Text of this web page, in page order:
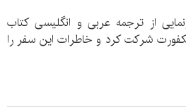
از ترجمه عربی و انگلیسی کتاب
شرکت کرد و خاطرات این سفر را